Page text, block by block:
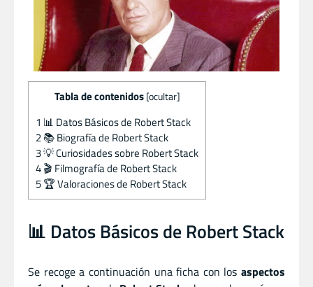
Tabla de contenidos [ocultar]
1 📊 Datos Básicos de Robert Stack
2📚 Biografía de Robert Stack
3💡 Curiosidades sobre Robert Stack
4🎬 Filmografía de Robert Stack
5🏆 Valoraciones de Robert Stack
📊 Datos Básicos de Robert Stack
Se recoge a continuación una ficha con los aspectos